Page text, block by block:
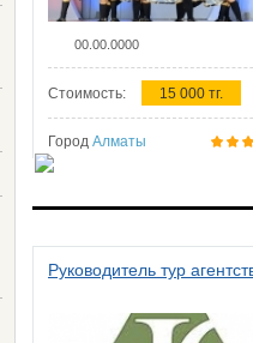
00.00.0000
Стоимость: 15 000 тг.
Город Алматы
Руководитель тур